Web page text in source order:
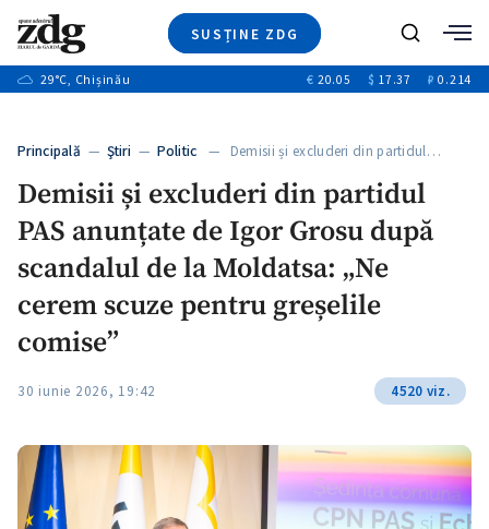
SUSȚINE ZDG
Ştiri
+6
Video
Special
+1
+1+2
Caută
29°C, Chișinău € 20.05 $ 17.37 ₽ 0.214
Principală — Ştiri — Politic — Demisii și excluderi din partidul…
Demisii și excluderi din partidul
PAS anunțate de Igor Grosu după
scandalul de la Moldatsa: „Ne
cerem scuze pentru greșelile
comise”
30 iunie 2026, 19:42 4520 viz.